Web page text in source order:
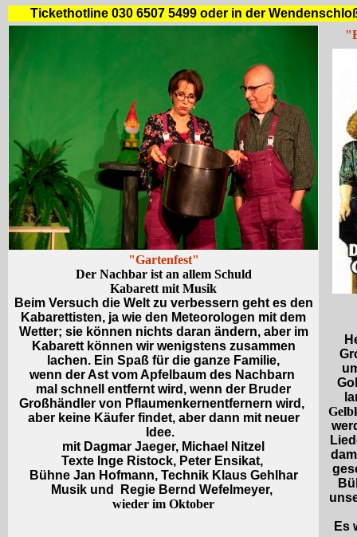
Tickethotline 030 6507 5499 oder in der
"Gartenfest"
Der Nachbar ist an allem Schuld
Kabarett mit Musik
Beim Versuch die Welt zu verbessern geht es den
Kabarettisten, ja wie den Meteorologen mit dem
Wetter; sie können nichts daran ändern, aber im
Kabarett können wir wenigstens zusammen
lachen. Ein Spaß für die ganze Familie,
wenn der Ast vom Apfelbaum des Nachbarn
mal schnell entfernt wird, wenn der Bruder
Großhändler von Pflaumenkernentfernern wird,
aber keine Käufer findet, aber dann mit neuer
Idee.
mit Dagmar Jaeger, Michael Nitzel
Texte Inge Ristock, Peter Ensikat,
Bühne Jan Hofmann, Technik Klaus Gehlhar
Musik und Regie Bernd Wefelmeyer,
wieder im Oktober
Es